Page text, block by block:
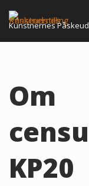
Kunstnernes
Om
KP20